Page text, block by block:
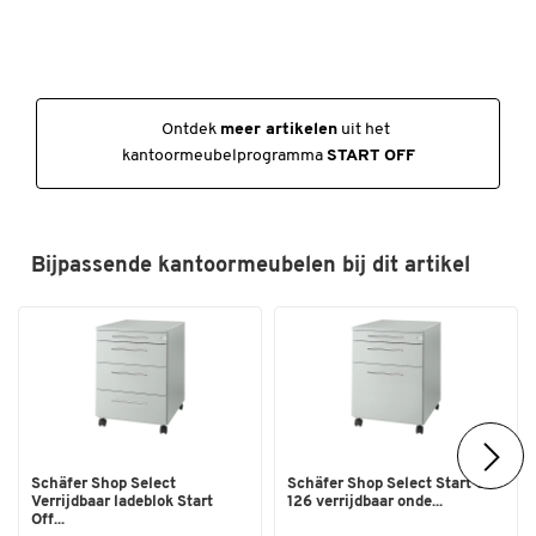
Diepte (mm)
Ontdek meer artikelenuit het
kantoormeubelprogramma START OFF
Bijpassende kantoormeubelen bij dit artikel
Schäfer Shop Select
Verrijdbaar ladeblok Start
Off...
Schäfer Shop Select Start Off
126 verrijdbaar onde...